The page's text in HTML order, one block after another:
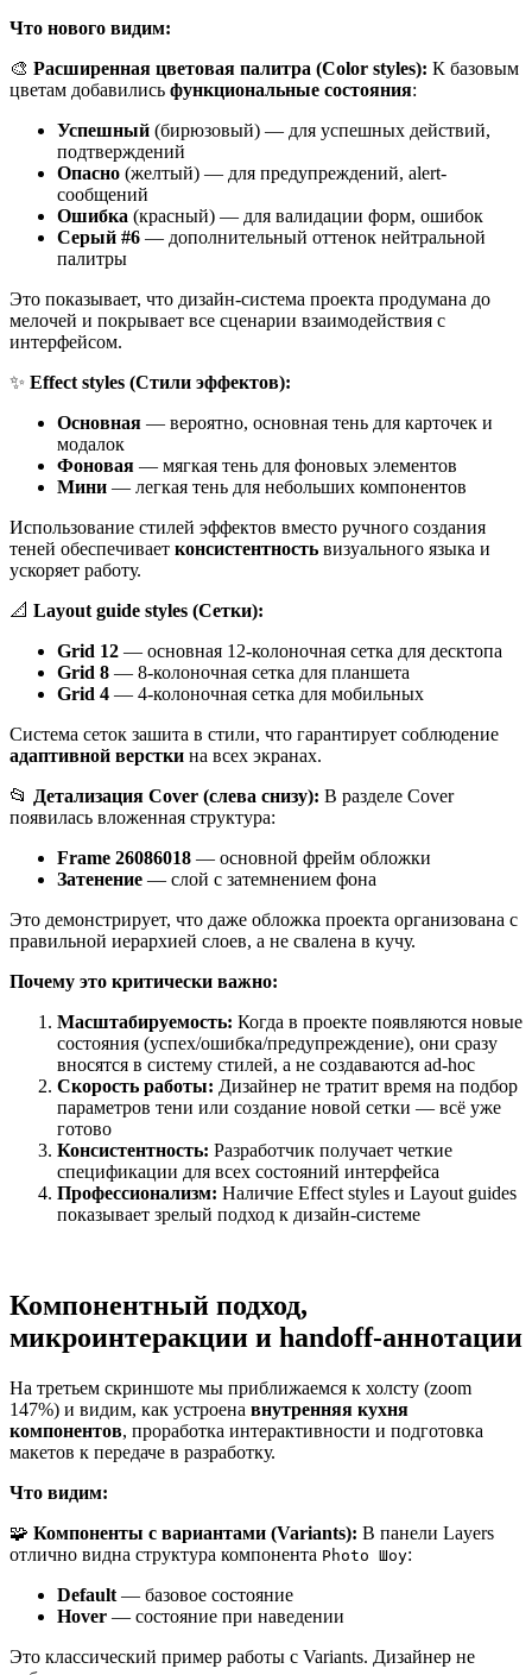
Что нового видим:
🎨 Расширенная цветовая палитра (Color styles): К базовым
цветам добавились функциональные состояния:
Успешный (бирюзовый) — для успешных действий,
подтверждений
Опасно (желтый) — для предупреждений, alert-
сообщений
Ошибка (красный) — для валидации форм, ошибок
Серый #6 — дополнительный оттенок нейтральной
палитры
Это показывает, что дизайн-система проекта продумана до
мелочей и покрывает все сценарии взаимодействия с
интерфейсом.
✨ Effect styles (Стили эффектов):
Основная — вероятно, основная тень для карточек и
модалок
Фоновая — мягкая тень для фоновых элементов
Мини — легкая тень для небольших компонентов
Использование стилей эффектов вместо ручного создания
теней обеспечивает консистентность визуального языка и
ускоряет работу.
📐 Layout guide styles (Сетки):
Grid 12 — основная 12-колоночная сетка для десктопа
Grid 8 — 8-колоночная сетка для планшета
Grid 4 — 4-колоночная сетка для мобильных
Система сеток зашита в стили, что гарантирует соблюдение
адаптивной верстки на всех экранах.
📂 Детализация Cover (слева снизу): В разделе Cover
появилась вложенная структура:
Frame 26086018 — основной фрейм обложки
Затенение — слой с затемнением фона
Это демонстрирует, что даже обложка проекта организована с
правильной иерархией слоев, а не свалена в кучу.
Почему это критически важно:
Масштабируемость: Когда в проекте появляются новые
состояния (успех/ошибка/предупреждение), они сразу
вносятся в систему стилей, а не создаваются ad-hoc
Скорость работы: Дизайнер не тратит время на подбор
параметров тени или создание новой сетки — всё уже
готово
Консистентность: Разработчик получает четкие
спецификации для всех состояний интерфейса
Профессионализм: Наличие Effect styles и Layout guides
показывает зрелый подход к дизайн-системе
Компонентный подход,
микроинтеракции и handoff-аннотации
На третьем скриншоте мы приближаемся к холсту (zoom
147%) и видим, как устроена внутренняя кухня
компонентов, проработка интерактивности и подготовка
макетов к передаче в разработку.
Что видим:
🧩 Компоненты с вариантами (Variants): В панели Layers
отлично видна структура компонента Photo Шоу:
Default — базовое состояние
Hover — состояние при наведении
Это классический пример работы с Variants. Дизайнер не